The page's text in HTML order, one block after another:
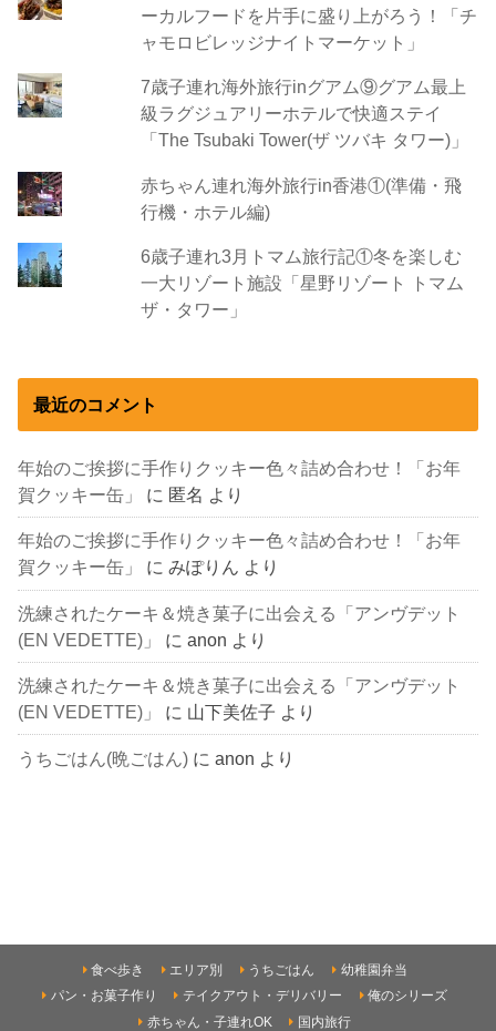
ーカルフードを片手に盛り上がろう！「チ
ャモロビレッジナイトマーケット」
7歳子連れ海外旅行inグアム⑨グアム最上
級ラグジュアリーホテルで快適ステイ
「The Tsubaki Tower(ザ ツバキ タワー)」
赤ちゃん連れ海外旅行in香港①(準備・飛
行機・ホテル編)
6歳子連れ3月トマム旅行記①冬を楽しむ
一大リゾート施設「星野リゾート トマム
ザ・タワー」
最近のコメント
年始のご挨拶に手作りクッキー色々詰め合わせ！「お年
賀クッキー缶」
に 匿名 より
年始のご挨拶に手作りクッキー色々詰め合わせ！「お年
賀クッキー缶」
にみぽりん より
洗練されたケーキ＆焼き菓子に出会える「アンヴデット
(EN VEDETTE)」
にanon より
洗練されたケーキ＆焼き菓子に出会える「アンヴデット
(EN VEDETTE)」
に 山下美佐子 より
うちごはん(晩ごはん) にanon より
食べ歩き エリア別 うちごはん
幼稚園弁当
パン・お菓子作り
テイクアウト・デリバリー
俺のシリーズ
赤ちゃん・子連れOK
国内旅行